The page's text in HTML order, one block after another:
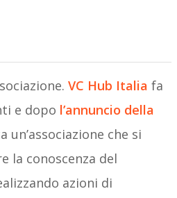
VC Hub Italia fa
e dopo l’annuncio della
un’associazione che si
la conoscenza del
azioni di